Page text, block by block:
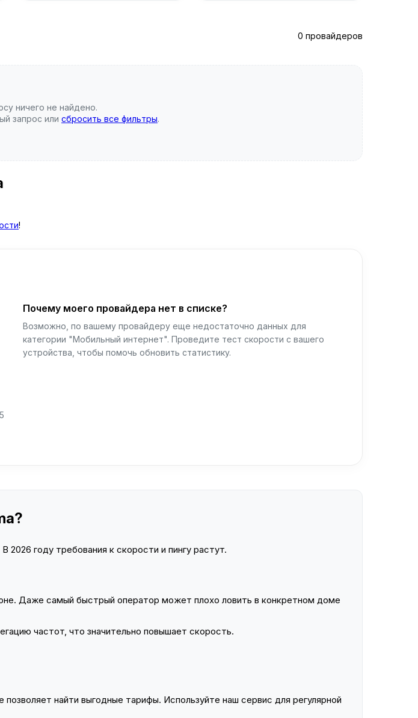
0 провайдеров
ничего не найдено.
запрос или сбросить все фильтры.
!
Почему моего провайдера нет в списке?
Возможно, по вашему провайдеру еще недостаточно данных для
категории "Мобильный интернет". Проведите тест скорости с вашего
устройства, чтобы помочь обновить статистику.
2026 году требования к скорости и пингу растут.
Даже самый быстрый оператор может плохо ловить в конкретном доме
частот, что значительно повышает скорость.
найти выгодные тарифы. Используйте наш сервис для регулярной